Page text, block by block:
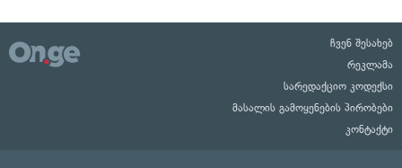
ჩვენ შესახებ
რეკლამა
სარედაქციო კოდექსი
მასალის გამოყენების პირობები
კონტაქტი